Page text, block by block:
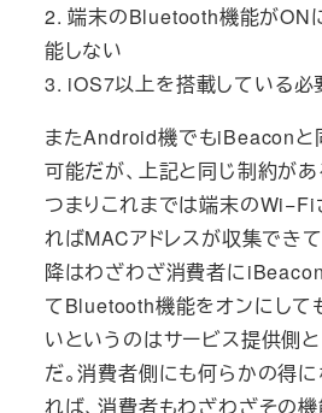
2. 端末のBluetooth機能がON
能しない
3. iOS7以上を搭載している必
またAndroid機でもiBeaconと
可能だが、上記と同じ制約があ
つまりこれまでは端末のWi−Fi
ればMACアドレスが収集でき
降はわざわざ消費者に
てBluetooth機能をオンにして
いというのはサービス提供側
だ。消費者側にも何らかの得
れば、消費者もわざわざその